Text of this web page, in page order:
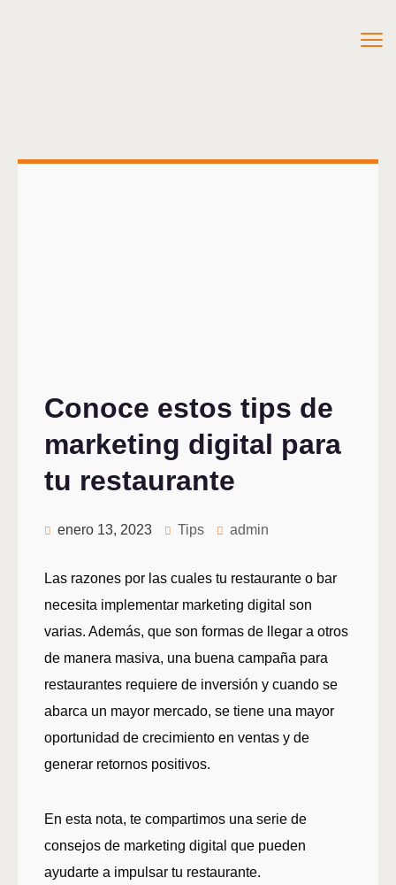
Conoce estos tips de
marketing digital para
tu restaurante
enero 13, 2023 Tips admin
Las razones por las cuales tu restaurante o bar
necesita implementar marketing digital son
varias. Además, que son formas de llegar a otros
de manera masiva, una buena campaña para
restaurantes requiere de inversión y cuando se
abarca un mayor mercado, se tiene una mayor
oportunidad de crecimiento en ventas y de
generar retornos positivos.
En esta nota, te compartimos una serie de
consejos de marketing digital que pueden
ayudarte a impulsar tu restaurante.